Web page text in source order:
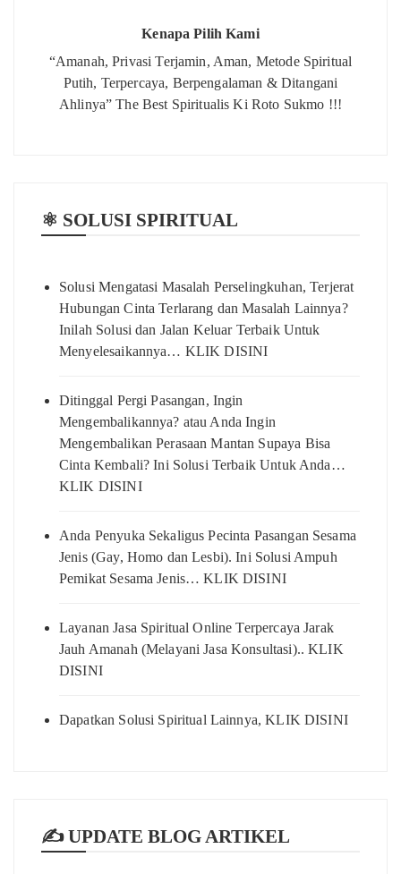
Kenapa Pilih Kami
“Amanah, Privasi Terjamin, Aman, Metode Spiritual
Putih, Terpercaya, Berpengalaman & Ditangani
Ahlinya” The Best Spiritualis Ki Roto Sukmo !!!
⚛️ SOLUSI SPIRITUAL
Solusi Mengatasi Masalah Perselingkuhan, Terjerat
Hubungan Cinta Terlarang dan Masalah Lainnya?
Inilah Solusi dan Jalan Keluar Terbaik Untuk
Menyelesaikannya… KLIK DISINI
Ditinggal Pergi Pasangan, Ingin
Mengembalikannya? atau Anda Ingin
Mengembalikan Perasaan Mantan Supaya Bisa
Cinta Kembali? Ini Solusi Terbaik Untuk Anda…
KLIK DISINI
Anda Penyuka Sekaligus Pecinta Pasangan Sesama
Jenis (Gay, Homo dan Lesbi). Ini Solusi Ampuh
Pemikat Sesama Jenis… KLIK DISINI
Layanan Jasa Spiritual Online Terpercaya Jarak
Jauh Amanah (Melayani Jasa Konsultasi).. KLIK
DISINI
Dapatkan Solusi Spiritual Lainnya, KLIK DISINI
✍️ UPDATE BLOG ARTIKEL